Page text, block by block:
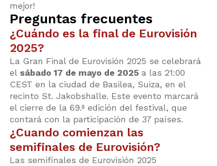
mejor!
Preguntas frecuentes
¿Cuándo es la final de Eurovisión
2025?
La Gran Final de Eurovisión 2025 se celebrará
el sábado 17 de mayo de 2025 a las 21:00
CEST en la ciudad de Basilea, Suiza, en el
recinto St. Jakobshalle. Este evento marcará
el cierre de la 69.ª edición del festival, que
contará con la participación de 37 países.
¿Cuando comienzan las
semifinales de Eurovisión?
Las semifinales de Eurovisión 2025